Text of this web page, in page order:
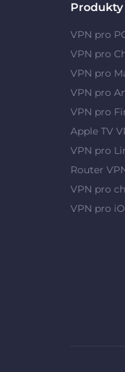
Produkty
VPN pro
VPN pro
VPN pro
VPN pro
VPN pro
Apple TV
VPN pro
Router
VPN pro
VPN pro